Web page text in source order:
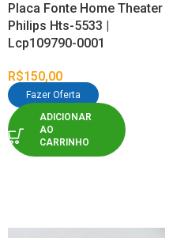
Placa Fonte Home Theater
Philips Hts-5533 |
Lcp109790-0001
R$150,00
Fazer Oferta
ADICIONAR
AO
CARRINHO